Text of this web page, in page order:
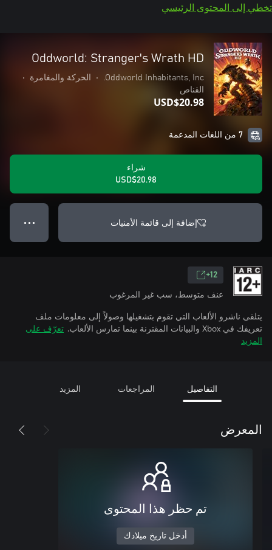
تخطي إلى المحتوى الرئيسي
Oddworld: Stranger's Wrath HD
Oddworld Inhabitants, Inc.
• الحركة والمغامرة
•
القناص
USD$20.98
7 من اللغات المدعمة
شراء
USD$20.98
إضافة إلى قائمة الأمنيات ● ● ●
12+
عنف متوسط، سب غير المرغوب
يتلقى ناشرو الألعاب التي تقوم بتشغيلها وصولاً إلى معلومات ملف
تعريفك في Xbox والبيانات المقترنة بينما تمارس الألعاب.
تعرّف على
المزيد
التفاصيل المراجعات المزيد
المعرض
تم حظر هذا المحتوى
أدخل تاريخ ميلادك